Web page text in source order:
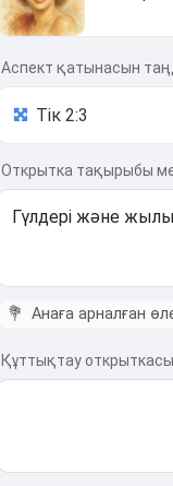
Аспект қатынасын
Открытка тақырыбы
💐 Анаға арналған
Құттықтау